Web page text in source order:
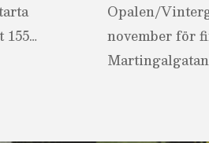
Opalen/
november för